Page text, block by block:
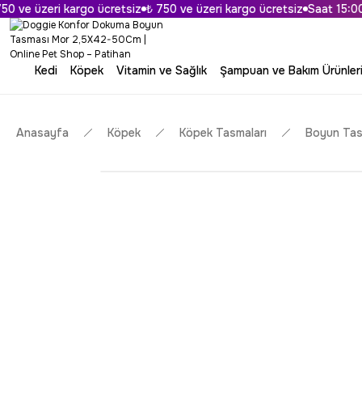
üzeri kargo ücretsiz ₺ 750 ve üzeri kargo ücretsiz Saat 15:00'a
Kedi Köpek Vitamin ve Sağlık Şampuan ve Bakım Ürünleri
Anasayfa Köpek Köpek Tasmaları Boyun